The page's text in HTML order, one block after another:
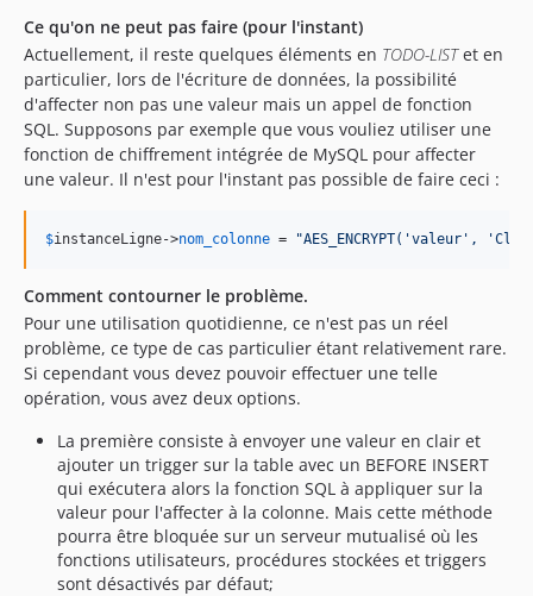
Ce qu'on ne peut pas faire (pour l'instant)
Actuellement, il reste quelques éléments en TODO-LISTet en
particulier, lors de l'écriture de données, la possibilité
d'affecter non pas une valeur mais un appel de fonction
SQL. Supposons par exemple que vous vouliez utiliser une
fonction de chiffrement intégrée de MySQL pour affecter
une valeur. Il n'est pour l'instant pas possible de faire ceci :
$instanceLigne->nom_colonne = "AES_ENCRYPT('valeur',
Comment contourner le problème.
Pour une utilisation quotidienne, ce n'est pas un réel
problème, ce type de cas particulier étant relativement rare.
Si cependant vous devez pouvoir effectuer une telle
opération, vous avez deux options.
La première consiste à envoyer une valeur en clair et
ajouter un trigger sur la table avec un BEFORE INSERT
qui exécutera alors la fonction SQL à appliquer sur la
valeur pour l'affecter à la colonne. Mais cette méthode
pourra être bloquée sur un serveur mutualisé où les
fonctions utilisateurs, procédures stockées et triggers
sont désactivés par défaut;